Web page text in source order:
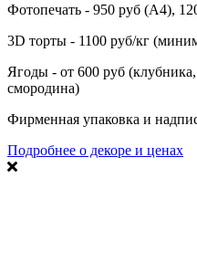
Фотопечать - 950 руб (А4),
3D торты - 1100 руб/кг
Ягоды - от 600 руб
смородина)
Фирменная упаковка и
Подробнее о декоре и ценах